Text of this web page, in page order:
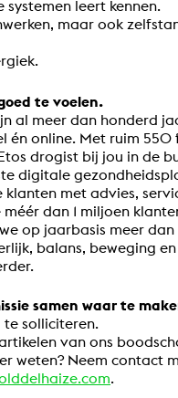
systemen leert kennen.
maar ook
te voelen.
al meer dan honderd
én online. Met ruim
drogist bij jou in de
digitale
met advies,
dan 1 miljoen
op jaarbasis meer
balans, beweging
samen waar te
solliciteren.
van ons
weten? Neem contact
.